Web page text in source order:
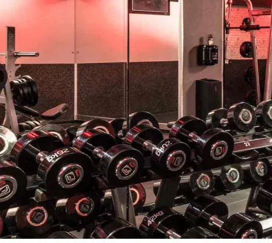
Pausen-Option:
Abschluss einer 24-
EGYM: Smart trainieren,
sowie High Performance
Ergebnisse in minimaler
Exklusive Kurse:Dein
Community für mehr